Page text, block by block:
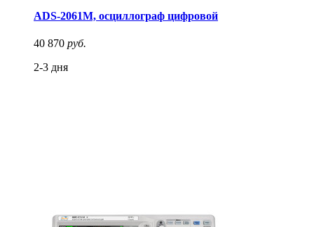
ADS-2061M, осциллограф цифровой
40 870 руб.
2-3 дня